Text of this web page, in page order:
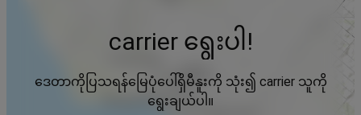
carrier ရွေးပါ!
ဒေတာကိုပြသရန်မြေပုံပေါ်ရှိမီနူးကို သုံး၍ carrier သူကို
ရွေးချယ်ပါ။